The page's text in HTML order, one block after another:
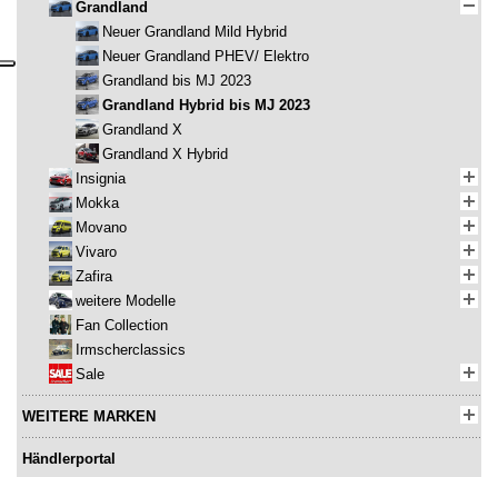
Grandland
Neuer Grandland Mild Hybrid
Neuer Grandland PHEV/ Elektro
Grandland bis MJ 2023
Grandland Hybrid bis MJ 2023
Grandland X
Grandland X Hybrid
Insignia
Mokka
Movano
Vivaro
Zafira
weitere Modelle
Fan Collection
Irmscherclassics
Sale
WEITERE MARKEN
Händlerportal